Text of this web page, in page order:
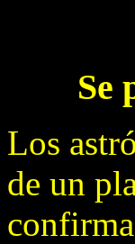
Se
Los
de un